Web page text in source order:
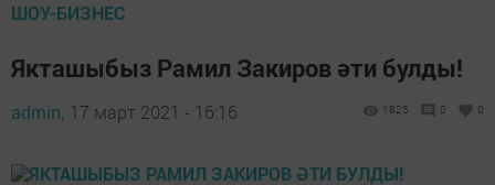
ШОУ-БИЗНЕС
Якташыбыз Рамил Закиров әти булды!
admin, 17 март 2021 - 16:16 1825 0 0